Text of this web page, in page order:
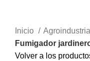
Inicio Agroindustrial
Fumigador
Volver a los